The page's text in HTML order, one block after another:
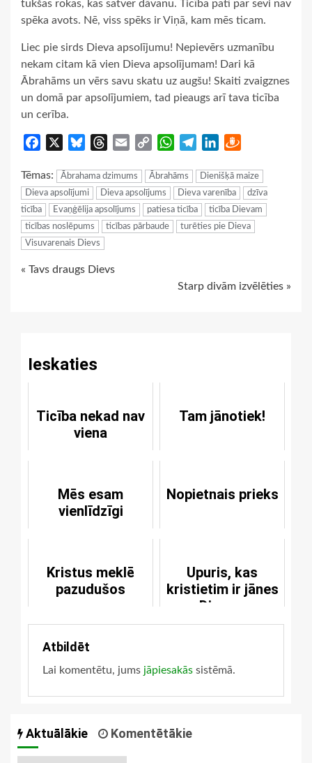
tukšas rokas, kas satver dāvanu. Ticība pati par sevi nav
spēka avots. Nē, viss spēks ir Viņā, kam mēs ticam.
Liec pie sirds Dieva apsolījumu! Nepievērs uzmanību
nekam citam kā vien Dieva apsolījumam! Dari kā
Ābrahāms un vērs savu skatu uz augšu! Skaiti zvaigznes
un domā par apsolījumiem, tad pieaugs arī tava ticība
un cerība.
Facebook BlueskyThreads
Email
Copy
WhatsApp
TelegramLinkedIn
Tēmas: Ābrahama dzimums Ābrahāms
Dienišķā maize
Dieva apsolījumi
Dieva apsolījums Dieva varenība
dzīva
ticība
Evaņģēlija apsolījums patiesa ticība
ticība Dievam
ticības noslēpums
ticības pārbaude
turēties pie Dieva
Visuvarenais Dievs
Continue
« Tavs draugs Dievs
Starp divām izvēlēties »
Ieskaties
Ticība nekad nav
viena
Tam jānotiek!
Mēs esam
vienlīdzīgi
Nopietnais prieks
Kristus meklē
pazudušos
Upuris, kas
kristietim ir jānes
Dievam
Atbildēt
Lai komentētu, jums jāpiesakās sistēmā.
Aktuālākie Komentētākie